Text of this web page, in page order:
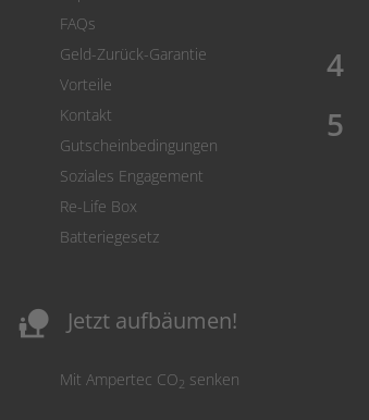
FAQs
Geld-Zurück-Garantie
Vorteile
Kontakt
Gutscheinbedingungen
Soziales Engagement
Re-Life Box
Batteriegesetz
nature_people Jetzt aufbäumen!
Mit Ampertec CO2 senken